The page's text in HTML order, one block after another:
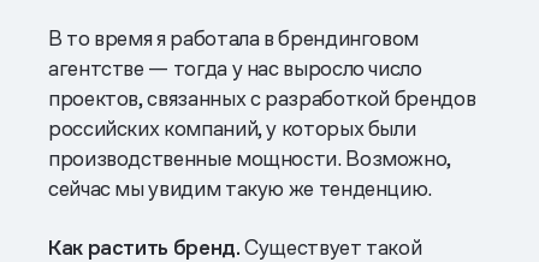
В то время я работала в брендинговом
агентстве — тогда у нас выросло число
проектов, связанных с разработкой брендов
российских компаний, у которых были
производственные мощности. Возможно,
сейчас мы увидим такую же тенденцию.
Как растить бренд.Существует такой